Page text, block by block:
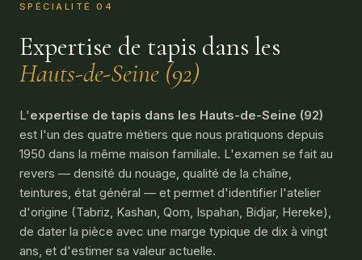
SPÉCIALITÉ 04
Expertise de tapis dans les
Hauts-de-Seine (92)
L'expertise de tapis dans les Hauts-de-Seine (92)
est l'un des quatre métiers que nous pratiquons depuis
1950 dans la même maison familiale. L'examen se fait au
revers — densité du nouage, qualité de la chaîne,
teintures, état général — et permet d'identifier l'atelier
d'origine (Tabriz, Kashan, Qom, Ispahan, Bidjar, Hereke),
de dater la pièce avec une marge typique de dix à vingt
ans, et d'estimer sa valeur actuelle.